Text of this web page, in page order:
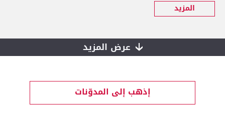
المزيد
عرض المزيد
إذهب إلى المدوّنات